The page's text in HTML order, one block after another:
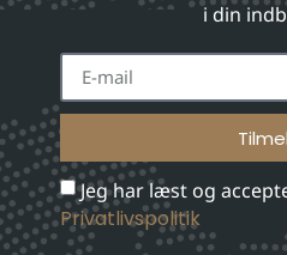
i din
Jeg har læst og
Privatlivspolitik